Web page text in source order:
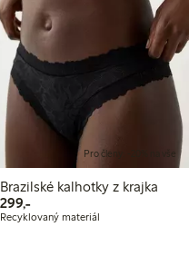
Pro členy: -20% na vše
Brazilské kalhotky z krajka
299,-299,00 Kč
Recyklovaný materiál